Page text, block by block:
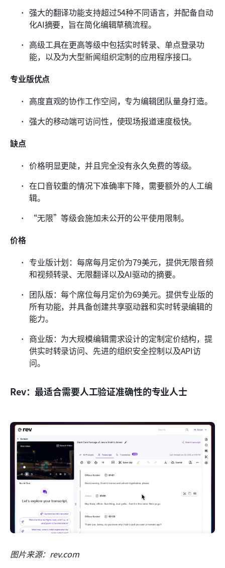
强大的翻译功能支持超过54种不同语言，并配备自动
化AI摘要，旨在简化编辑草稿流程。
高级工具在更高等级中包括实时转录、单点登录功
能，以及为大型新闻组织定制的应用程序接口。
专业版优点
高度直观的协作工作空间，专为编辑团队量身打造。
强大的移动端可访问性，使现场报道速度极快。
缺点
价格明显更陡，并且完全没有永久免费的等级。
在口音较重的情况下准确率下降，需要额外的人工编
辑。
“无限”等级会施加未公开的公平使用限制。
价格
专业版计划：每席每月定价为79美元，提供无限音频
和视频转录、无限翻译以及AI驱动的摘要。
团队版：每个席位每月定价为69美元。提供专业版的
所有功能，并具备创建共享驱动器和实时转录编辑的
能力。
商业版：为大规模编辑需求设计的定制定价结构，提
供实时转录访问、先进的组织安全控制以及API访
问。
Rev：最适合需要人工验证准确性的专业人士
图片来源：rev.com